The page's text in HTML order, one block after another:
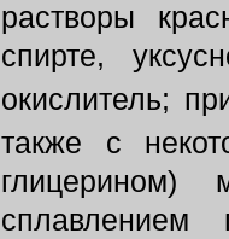
растворы
спирте,
окислитель;
также с
сплавлением